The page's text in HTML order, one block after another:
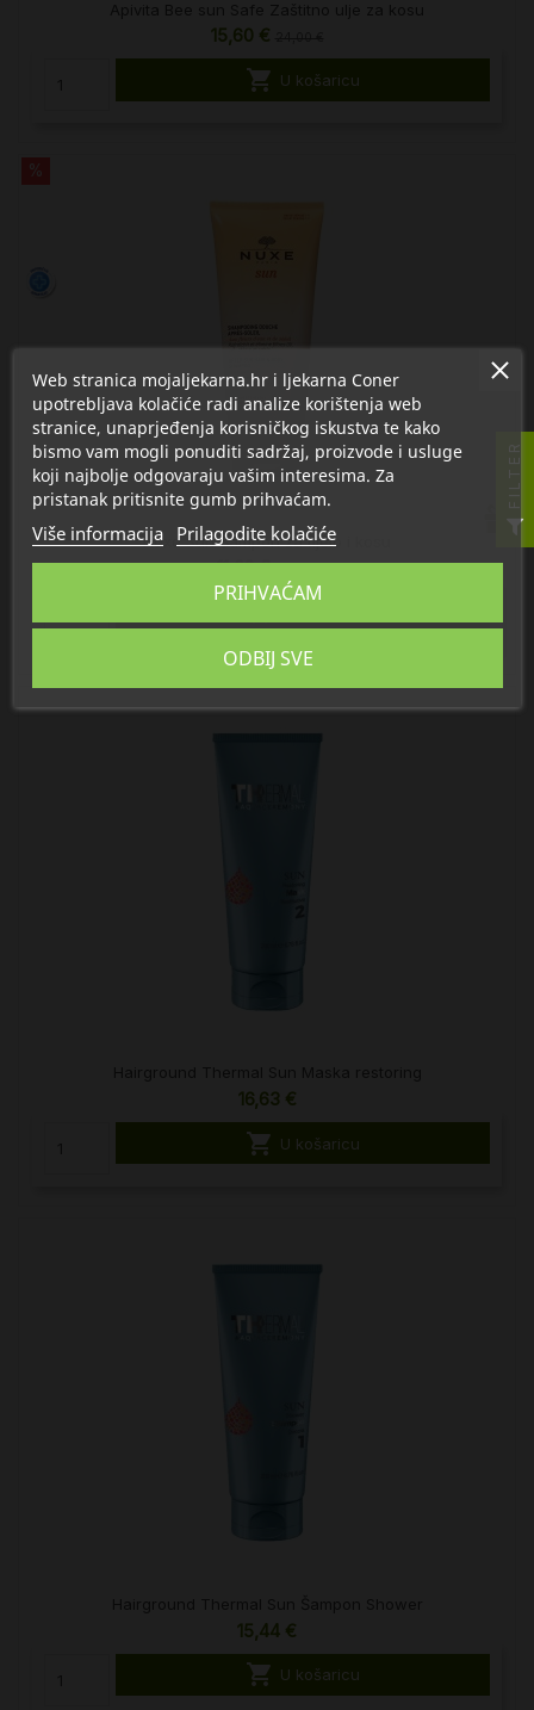
15,60 €
 U košaricu
Nuxe Sun Šampon za tijelo i kosu
11,02 €
16,63 €
 U košaricu
15,44 €
 U košaricu
Web stranica mojaljekarna.hr i ljekarna Coner
upotrebljava kolačiće radi analize korištenja web
stranice, unaprjeđenja korisničkog iskustva te kako
bismo vam mogli ponuditi sadržaj, proizvode i usluge
koji najbolje odgovaraju vašim interesima. Za
pristanak pritisnite gumb prihvaćam.
Više informacija Prilagodite kolačiće
ODBIJ SVE
PRIHVAĆAM
FILTER